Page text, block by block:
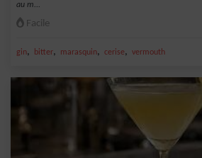
au m...
Facile
gin, bitter, marasquin, cerise, vermouth